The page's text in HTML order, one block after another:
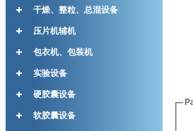
干燥、整粒、总混设备
压片机辅机
包衣机、包装机
实验设备
硬胶囊设备
软胶囊设备